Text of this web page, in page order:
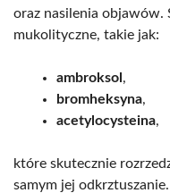
oraz nasilenia objawów.
mukolityczne, takie jak:
ambroksol ,
bromheksyna,
acetylocysteina,
które skutecznie
samym jej